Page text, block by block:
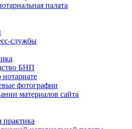
палата
службы
БНП
фотографии
материалов сайта
практика